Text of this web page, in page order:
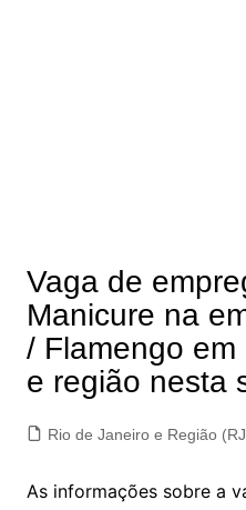
Vaga de
Manicure na
/ Flamengo
e região nesta
Rio de Janeiro e Região
As informações sobre a